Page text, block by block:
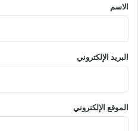
*
الاسم
البريد الإلكتروني
الموقع الإلكتروني